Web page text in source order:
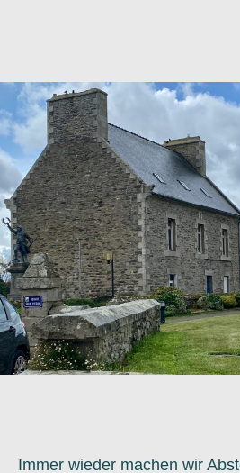
Immer wieder machen wir